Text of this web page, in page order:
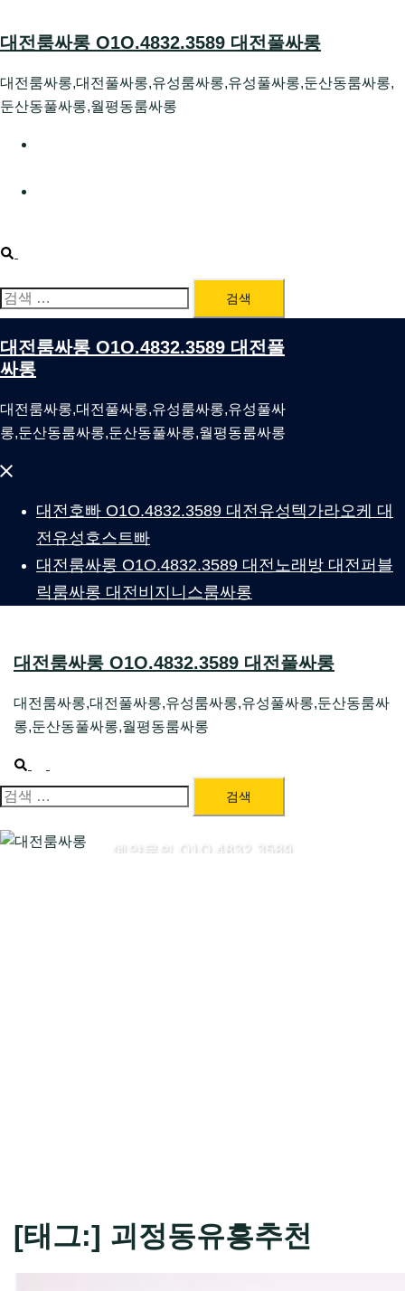
to
대전룸싸롱 O1O.4832.3589 대전풀싸롱
대전룸싸롱,대전풀싸롱,유성룸싸롱,유성풀싸롱,둔산동룸싸롱,
둔산동풀싸롱,월평동룸싸롱
Search
검
색:
대전룸싸롱 O1O.4832.3589 대전풀
싸롱
대전룸싸롱,대전풀싸롱,유성룸싸롱,유성풀싸
롱,둔산동룸싸롱,둔산동풀싸롱,월평동룸싸롱
Close
대전호빠 O1O.4832.3589 대전유성텍가라오케 대
전유성호스트빠
대전룸싸롱 O1O.4832.3589 대전노래방 대전퍼블
릭룸싸롱 대전비지니스룸싸롱
대전룸싸롱 O1O.4832.3589 대전풀싸롱
대전룸싸롱,대전풀싸롱,유성룸싸롱,유성풀싸롱,둔산동룸싸
롱,둔산동풀싸롱,월평동룸싸롱
Search
menu
검 대전룸싸롱 1위 하지원팀장
예약문의 O1O.4832.3589
[태그:] 괴정동유흥추천